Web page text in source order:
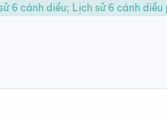
6 cánh diều; Lịch sử 6 cánh